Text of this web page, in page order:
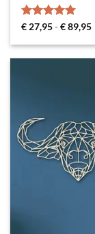
Gewaardeerd
€27,95-€89,95